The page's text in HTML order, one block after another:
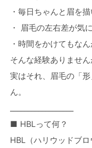
毛穴・たるみ・エイ
眉の生え癖改
毛流れ・産毛の写
・毎日ちゃんと眉を
・ 眉毛の左右差が気
・時間をかけてもな
そんな経験ありません
実はそれ、眉毛の「
ん。
■ HBLって何？
HBL（ハリウッドブロ